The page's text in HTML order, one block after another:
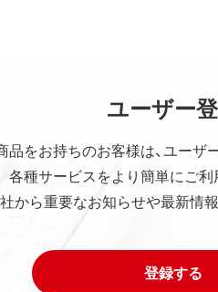
ユーザー
品をお持ちのお客様は、ユーザ
各種サービスをより簡単にご利
から重要なお知らせや最新情
登録する